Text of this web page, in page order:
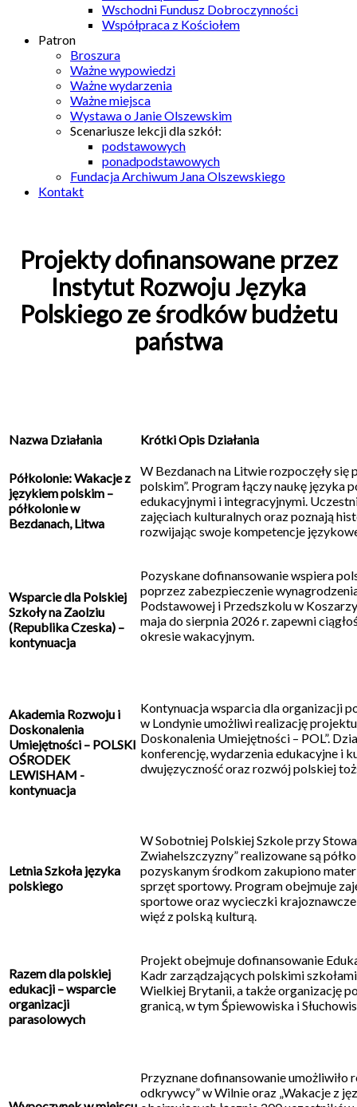
Wschodni Fundusz Dobroczynności
Współpraca z Kościołem
Patron
Broszura
Ważne wypowiedzi
Ważne wydarzenia
Ważne miejsca
Wystawa o Janie Olszewskim
Scenariusze lekcji dla szkół:
podstawowych
ponadpodstawowych
Fundacja Archiwum Jana Olszewskiego
Kontakt
Projekty dofinansowane przez
Instytut Rozwoju Języka
Polskiego ze środków budżetu
państwa
Nazwa Działania Krótki Opis Działania
Półkolonie: Wakacje z
językiem polskim –
półkolonie w
Bezdanach, Litwa
W Bezdanach na Litwie rozpoczęły się
polskim”. Program łączy naukę języka
edukacyjnymi i integracyjnymi.
zajęciach kulturalnych oraz poznają
rozwijając swoje kompetencje
Wsparcie dla Polskiej
Szkoły na Zaolziu
(Republika Czeska) –
kontynuacja
Pozyskane dofinansowanie wspiera
poprzez zabezpieczenie
Podstawowej i Przedszkolu w
maja do sierpnia 2026 r. zapewni
okresie wakacyjnym.
Akademia Rozwoju i
Doskonalenia
Umiejętności – POLSKI
OŚRODEK
LEWISHAM -
kontynuacja
Kontynuacja wsparcia dla organizacji
w Londynie umożliwi realizację
Doskonalenia Umiejętności – POL”.
konferencję, wydarzenia edukacyjne i
dwujęzyczność oraz rozwój polskiej
Letnia Szkoła języka
polskiego
W Sobotniej Polskiej Szkole przy
Zwiahelszczyzny” realizowane są
pozyskanym środkom zakupiono
sprzęt sportowy. Program obejmuje
sportowe oraz wycieczki
więź z polską kulturą.
Razem dla polskiej
edukacji – wsparcie
organizacji
parasolowych
Projekt obejmuje dofinansowanie
Kadr zarządzających polskimi
Wielkiej Brytanii, a także organizację
granicą, w tym Śpiewowiska i
Przyznane dofinansowanie umożliwiło
odkrywcy” w Wilnie oraz „Wakacje z